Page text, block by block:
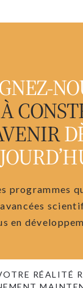
programmes
en
RÉALITÉ